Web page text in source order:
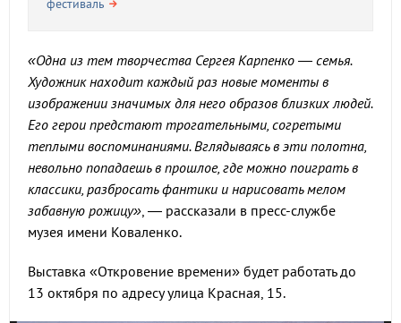
фестиваль
«Одна из тем творчества Сергея Карпенко — семья.
Художник находит каждый раз новые моменты в
изображении значимых для него образов близких людей.
Его герои предстают трогательными, согретыми
теплыми воспоминаниями. Вглядываясь в эти полотна,
невольно попадаешь в прошлое, где можно поиграть в
классики, разбросать фантики и нарисовать мелом
забавную рожицу», — рассказали в пресс-службе
музея имени Коваленко.
Выставка «Откровение времени» будет работать до
13 октября по адресу улица Красная, 15.